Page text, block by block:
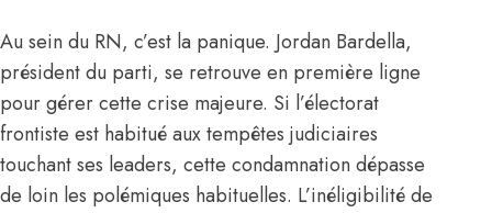
Au sein du RN, c’est la panique. Jordan Bardella,
président du parti, se retrouve en première ligne
pour gérer cette crise majeure. Si l’électorat
frontiste est habitué aux tempêtes judiciaires
touchant ses leaders, cette condamnation dépasse
de loin les polémiques habituelles. L’inéligibilité de